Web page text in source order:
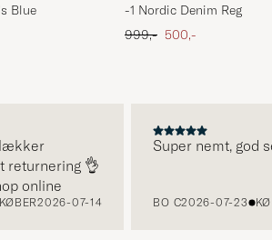
Blue
-1 Nordic Denim Regular
Ordinary pris
999,- Nedsat pris
500,-
👌
online
2026-07-14
Super nemt, god
BO C2026-07-23